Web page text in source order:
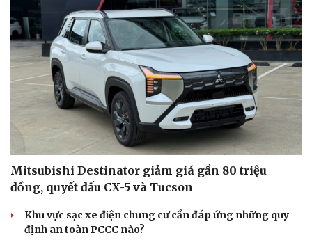
Mitsubishi Destinator giảm giá gần 80 triệu
đồng, quyết đấu CX-5 và Tucson
Khu vực sạc xe điện chung cư cần đáp ứng những quy
định an toàn PCCC nào?